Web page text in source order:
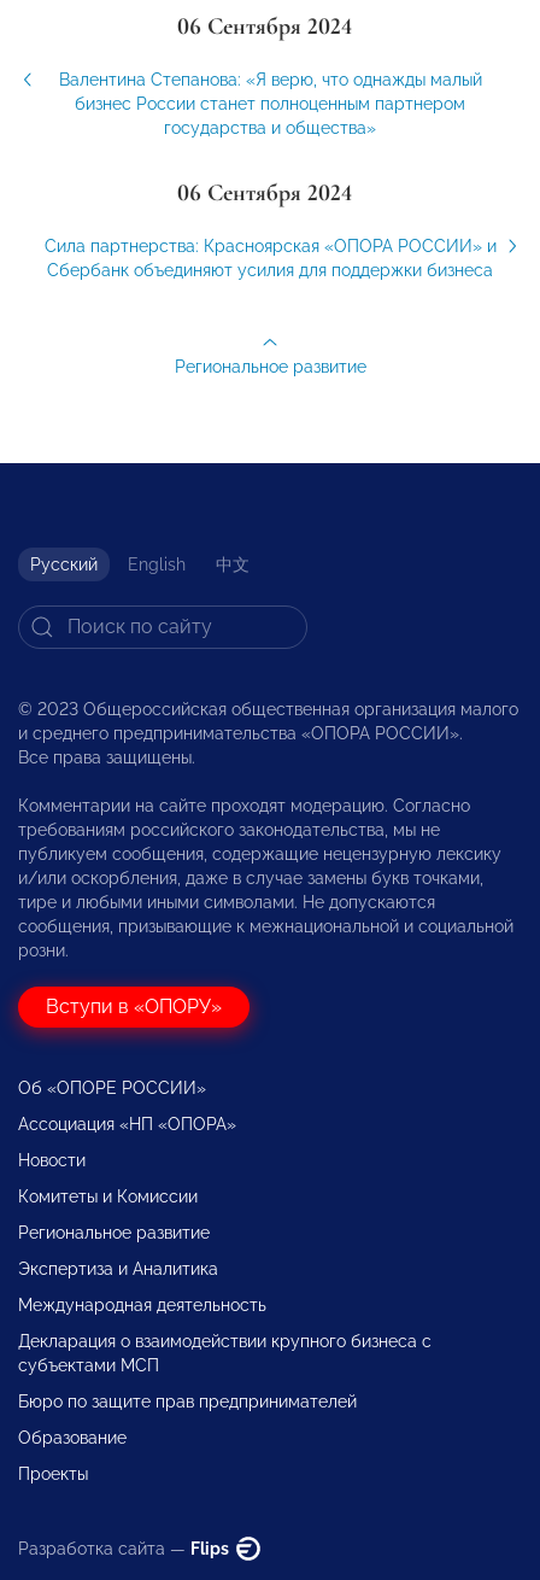
06 Сентября 2024
Валентина Степанова: «Я верю, что однажды малый
бизнес России станет полноценным партнером
государства и общества»
06 Сентября 2024
Сила партнерства: Красноярская «ОПОРА РОССИИ» и
Сбербанк объединяют усилия для поддержки бизнеса
Региональное развитие
Русский English 中文
© 2023 Общероссийская общественная организация малого
и среднего предпринимательства «ОПОРА РОССИИ».
Все права защищены.
Комментарии на сайте проходят модерацию. Согласно
требованиям российского законодательства, мы не
публикуем сообщения, содержащие нецензурную лексику
и/или оскорбления, даже в случае замены букв точками,
тире и любыми иными символами. Не допускаются
сообщения, призывающие к межнациональной и социальной
розни.
Вступи в «ОПОРУ»
Об «ОПОРЕ РОССИИ»
Ассоциация «НП «ОПОРА»
Новости
Комитеты и Комиссии
Региональное развитие
Экспертиза и Аналитика
Международная деятельность
Декларация о взаимодействии крупного бизнеса с
субъектами МСП
Бюро по защите прав предпринимателей
Образование
Проекты
Разработка сайта — Flips